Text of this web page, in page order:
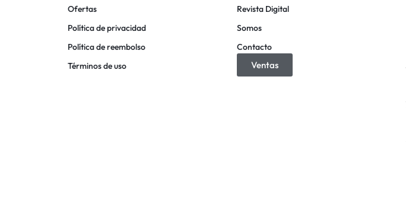
Ofertas
Política de privacidad
Política de reembolso
Términos de uso
Revista Digital
Somos
Contacto
Ventas